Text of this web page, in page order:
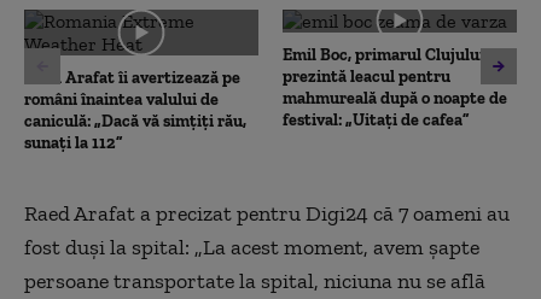
0
seconds
Raed Arafat îi avertizează pe
români înaintea valului de
caniculă: „Dacă vă simțiți rău,
sunați la 112”
Emil Boc, primarul Clujului,
prezintă leacul pentru
mahmureală după o noapte de
festival: „Uitați de cafea”
Raed Arafat a precizat pentru Digi24 că 7 oameni au
fost duși la spital: „La acest moment, avem șapte
persoane transportate la spital, niciuna nu se află